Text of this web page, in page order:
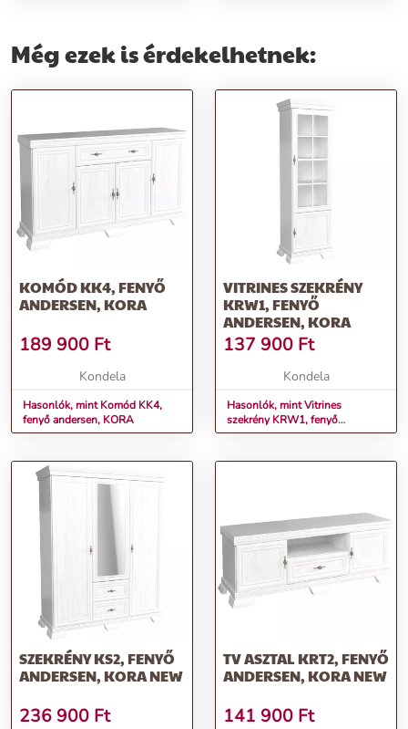
Még ezek is érdekelhetnek:
KOMÓD KK4, FENYŐ
ANDERSEN, KORA
189 900 Ft
Kondela
Hasonlók, mint Komód KK4,
fenyő andersen, KORA
VITRINES SZEKRÉNY
KRW1, FENYŐ
ANDERSEN, KORA
137 900 Ft
Kondela
Hasonlók, mint Vitrines
szekrény KRW1, fenyő
andersen, KORA
SZEKRÉNY KS2, FENYŐ
ANDERSEN, KORA NEW
236 900 Ft
TV ASZTAL KRT2, FENYŐ
ANDERSEN, KORA NEW
141 900 Ft